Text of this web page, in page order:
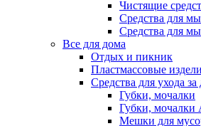
Чистящие
Средства для
Средства для
Все для дома
Отдых и пикник
Пластмассовые
Средства для ухода
Губки, мочалки
Губки, мочалки
Мешки для